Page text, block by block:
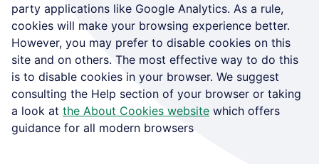
party applications like Google Analytics. As a rule,
cookies will make your browsing experience better.
However, you may prefer to disable cookies on this
site and on others. The most effective way to do this
is to disable cookies in your browser. We suggest
consulting the Help section of your browser or taking
a look at the About Cookies website which offers
guidance for all modern browsers